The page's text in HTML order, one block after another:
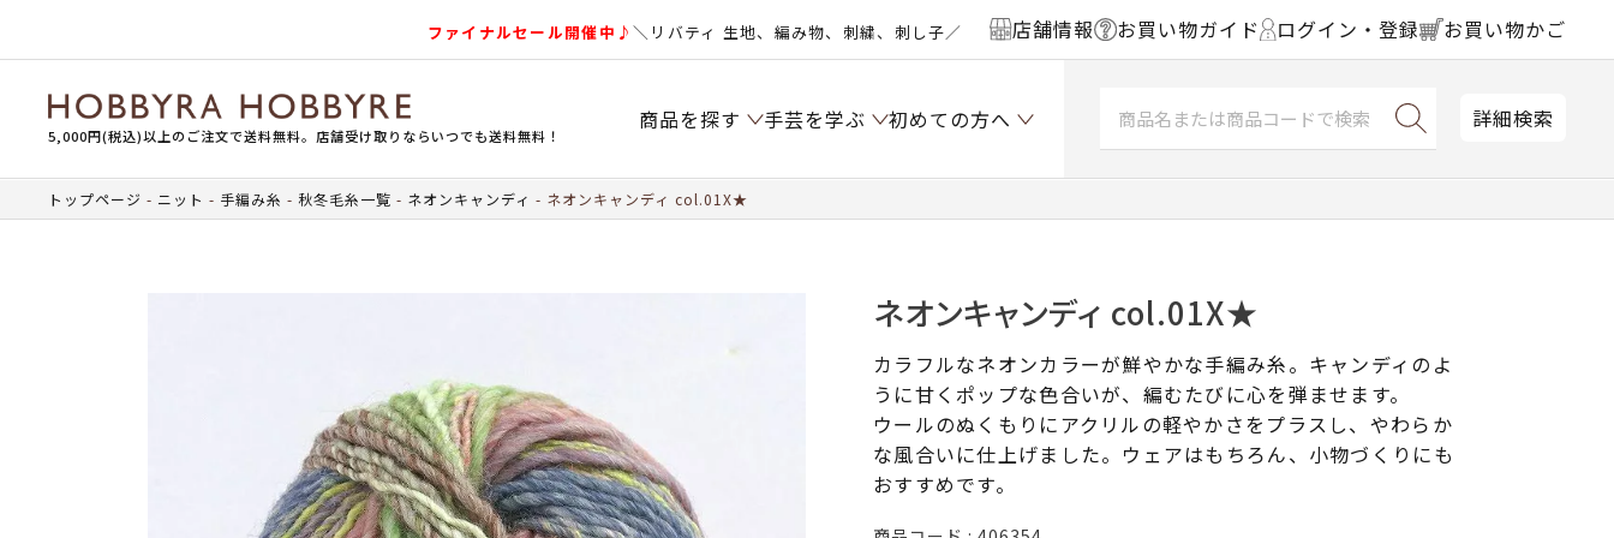
ファイナルセール開催中♪＼リバティ 生地、編み物、刺繍、刺し子／ 店舗情報 お買い物ガイド ログイン・登録 お買い物かご
5,000円(税込)以上のご注文で送料無料。店舗受け取りならいつでも送料無料！
商品を探す 手芸を学ぶ 初めての方へ 詳細検索
トップページ ニット 手編み糸 秋冬毛糸一覧 ネオンキャンディ ネオンキャンディ col.01X★
ネオンキャンディ col.01X★
カラフルなネオンカラーが鮮やかな手編み糸。キャンディのよ
うに甘くポップな色合いが、編むたびに心を弾ませます。
ウールのぬくもりにアクリルの軽やかさをプラスし、やわらか
な風合いに仕上げました。ウェアはもちろん、小物づくりにも
おすすめです。